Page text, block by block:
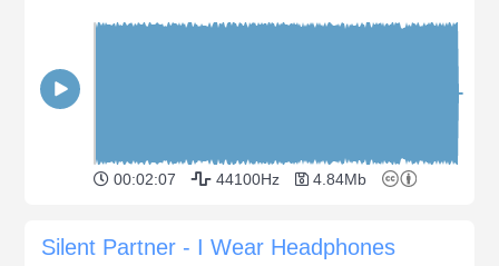
00:02:07 44100Hz 4.84Mb
Silent Partner - I Wear Headphones